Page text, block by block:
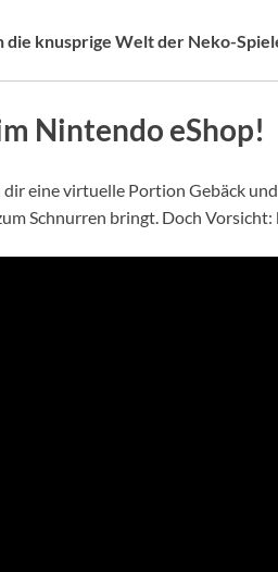
knusprige Welt der Neko-
Nintendo eShop!
dir eine virtuelle Portion Gebäck
Schnurren bringt. Doch Vorsicht: